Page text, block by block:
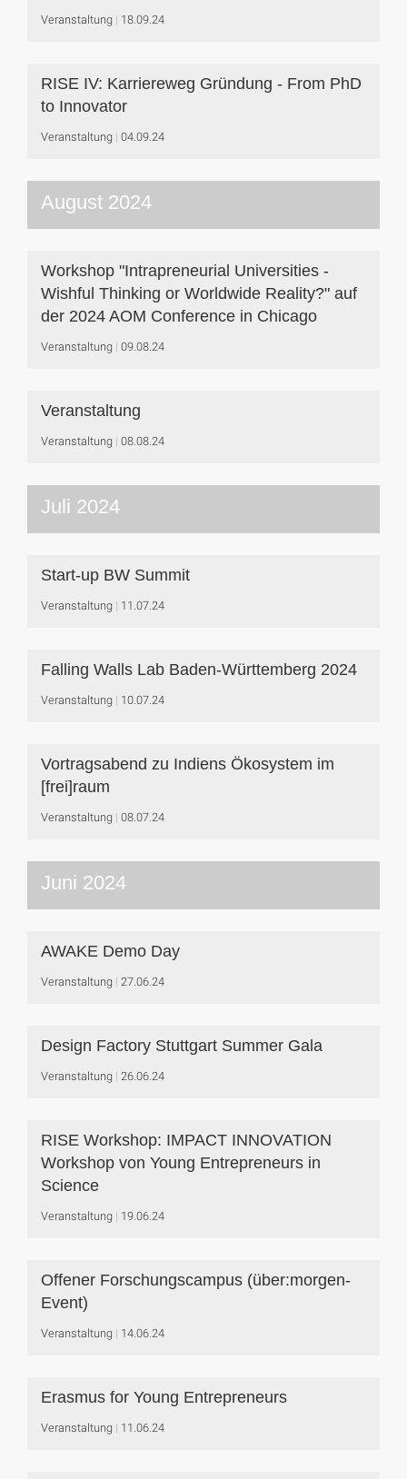
Veranstaltung 18.09.24
RISE IV: Karriereweg Gründung - From PhD
to Innovator
Veranstaltung 04.09.24
August 2024
Workshop "Intrapreneurial Universities -
Wishful Thinking or Worldwide Reality?" auf
der 2024 AOM Conference in Chicago
Veranstaltung 09.08.24
Veranstaltung
Veranstaltung 08.08.24
Juli 2024
Start-up BW Summit
Veranstaltung 11.07.24
Falling Walls Lab Baden-Württemberg 2024
Veranstaltung 10.07.24
Vortragsabend zu Indiens Ökosystem im
[frei]raum
Veranstaltung 08.07.24
Juni 2024
AWAKE Demo Day
Veranstaltung 27.06.24
Design Factory Stuttgart Summer Gala
Veranstaltung 26.06.24
RISE Workshop: IMPACT INNOVATION
Workshop von Young Entrepreneurs in
Science
Veranstaltung 19.06.24
Offener Forschungscampus (über:morgen-
Event)
Veranstaltung 14.06.24
Erasmus for Young Entrepreneurs
Veranstaltung 11.06.24